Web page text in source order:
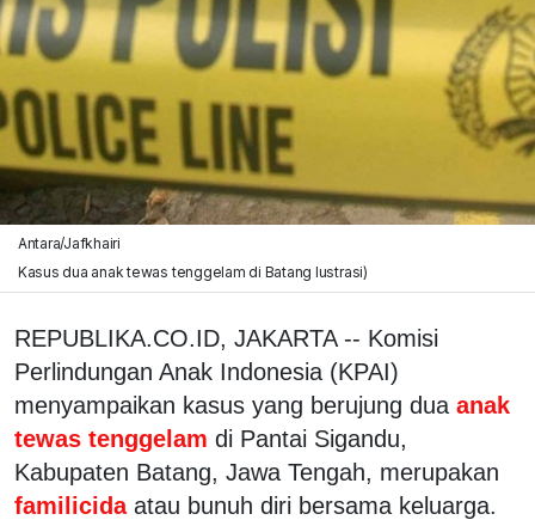
Antara/Jafkhairi
Kasus dua anak tewas tenggelam di Batang lustrasi)
REPUBLIKA.CO.ID, JAKARTA -- Komisi
Perlindungan Anak Indonesia (KPAI)
menyampaikan kasus yang berujung dua anak
tewas tenggelam di Pantai Sigandu,
Kabupaten Batang, Jawa Tengah, merupakan
familicida atau bunuh diri bersama keluarga.